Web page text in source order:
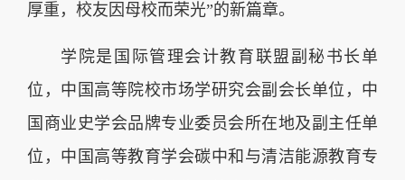
厚重，校友因母校而荣光”的新篇章。
学院是国际管理会计教育联盟副秘书长单
位，中国高等院校市场学研究会副会长单位，中
国商业史学会品牌专业委员会所在地及副主任单
位，中国高等教育学会碳中和与清洁能源教育专